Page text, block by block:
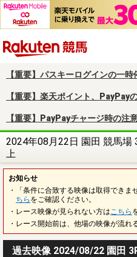
【重要】パスキーログインの一時
【重要】楽天ポイント、PayPay
【重要】PayPayチャージ時の注
2024年08月22日 園田 競馬
上
お知らせ
・「条件に合致する映像は取得でき
ちら をご確認ください。
・レース映像が見られない方は こちら
・レース開始前は、他場の映像が流れ
過去映像 2024/08/22 園田